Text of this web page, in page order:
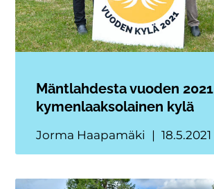
Mäntlahdesta vuoden 2021
kymenlaaksolainen kylä
Jorma Haapamäki 18.5.2021